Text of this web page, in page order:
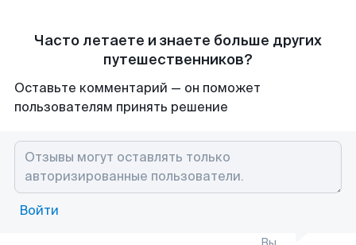
Часто летаете и знаете больше других
путешественников?
Оставьте комментарий — он поможет
пользователям принять решение
Войти